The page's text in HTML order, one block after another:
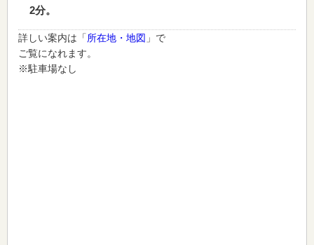
2分。
詳しい案内は「所在地・地図 」で
ご覧になれます。
※駐車場なし